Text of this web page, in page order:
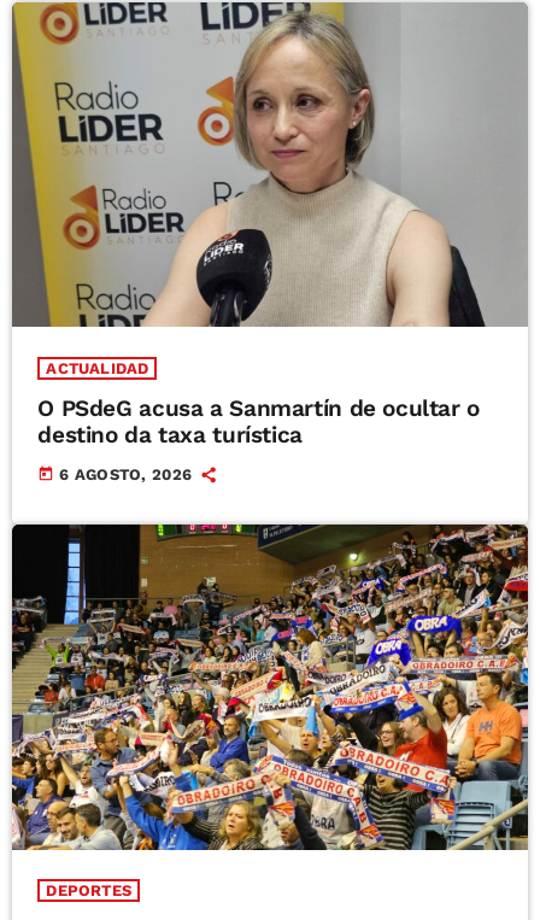
ACTUALIDAD
O PSdeG acusa a Sanmartín de ocultar o
destino da taxa turística
today 6 AGOSTO, 2026
DEPORTES